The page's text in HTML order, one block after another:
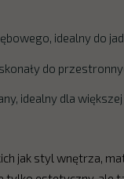
idealny do
do
idealny dla
jak styl wnętrza,